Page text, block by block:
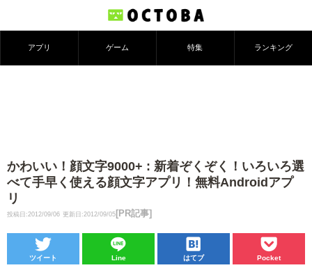
アプリ ゲーム 特集 ランキング
かわいい！顔文字9000+ : 新着ぞくぞく！いろいろ選
べて手早く使える顔文字アプリ！無料Androidアプ
リ
投稿日:2012/09/06 更新日:2012/09/05 [PR記事]
ツイート Line はてブ Pocket